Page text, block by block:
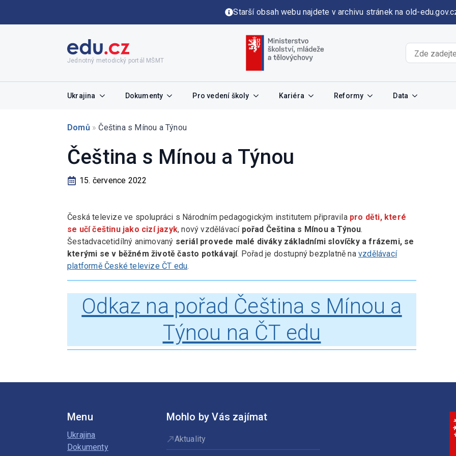
Starší obsah webu najdete v archivu stránek na old-
Jednotný metodický portál MŠMT
Ukrajina Dokumenty Pro vedení školy Kariéra Reformy Data
Domů » Čeština s Mínou a Týnou
Čeština s Mínou a Týnou
15. července 2022
Česká televize ve spolupráci s Národním pedagogickým institutem připravila pro děti, které
se učí češtinu jako cizí jazyk, nový vzdělávací pořad Čeština s Mínou a Týnou.
Šestadvacetidílný animovaný seriál provede malé diváky základními slovíčky a frázemi, se
kterými se v běžném životě často potkávají. Pořad je dostupný bezplatně navzdělávací
platformě České televize ČT edu.
Odkaz na pořad Čeština s Mínou a
Týnou na ČT edu
Menu
Ukrajina
Dokumenty
Mohlo by Vás zajímat
Aktuality